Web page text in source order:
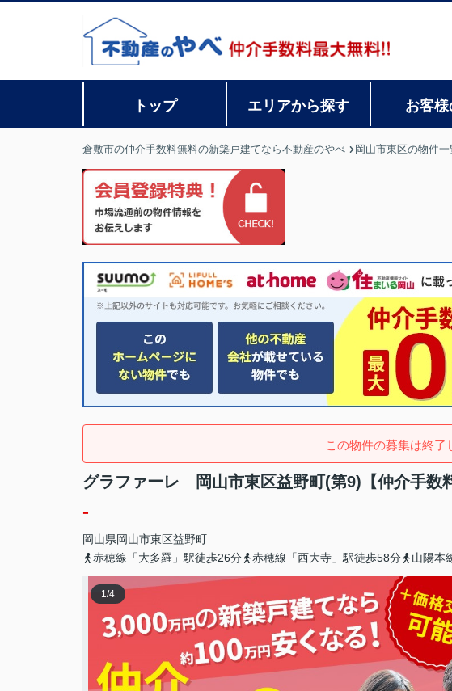
トップ エリアから探す お客
倉敷市の仲介手数料無料の新築戸建てなら不動産のやべ 岡山市東区の物件一
この物件の募集は終了
グラファーレ 岡山市東区益野町(第9)【仲介手数
-
岡山県岡山市東区益野町
赤穂線「大多羅」駅徒歩26分
赤穂線「西大寺」駅徒歩58分 山陽本
1 /4